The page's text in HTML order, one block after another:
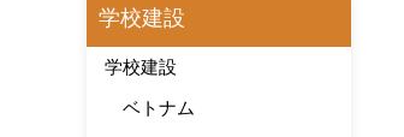
学校建設
学校建設
ベトナム